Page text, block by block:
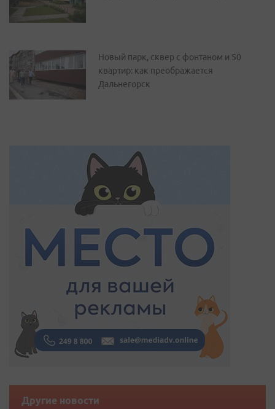
Новый парк, сквер с фонтаном и 50
квартир: как преображается
Дальнегорск
Другие новости